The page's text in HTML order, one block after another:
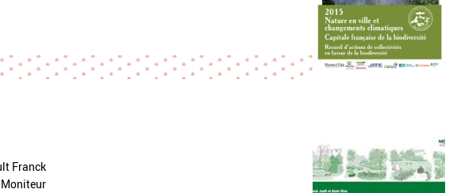
Franck
Moniteur